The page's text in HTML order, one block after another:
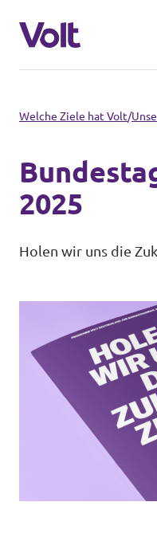
Volt in Baden-
Lokale Teams
Volt in
Website
Volt Deutschland
Programm
Neuigkeiten
Unsere Events
Mache bei uns mit!
Welche Ziele hat Volt/
2025
Holen wir uns die